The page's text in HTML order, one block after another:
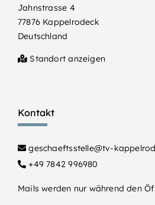
Kontakt
geschaeftsstelle@tv-
+49 7842 996980
Mails werden nur während den
Jahnstrasse 4
77876 Kappelrodeck
Deutschland
Standort anzeigen